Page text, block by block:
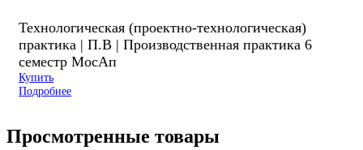
Технологическая (проектно-технологическая)
практика | П.В | Производственная практика 6
семестр МосАп
Купить
Подробнее
Просмотренные товары